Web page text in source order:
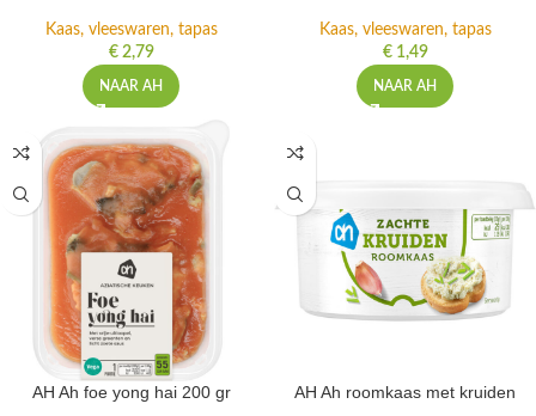
Kaas, vleeswaren, tapas
€2,79
NAAR AH
Kaas, vleeswaren, tapas
€1,49
NAAR AH
AH Ah foe yong hai 200 gr AH Ah roomkaas met kruiden